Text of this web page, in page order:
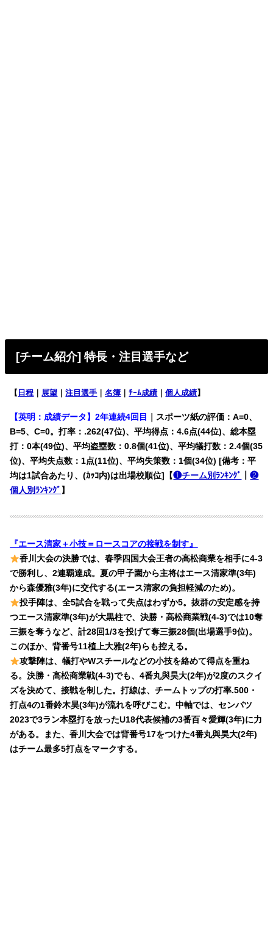
[チーム紹介] 特長・注目選手など
【 日程 ｜ 展望 ｜注目選手 ｜名簿 ｜ﾁｰﾑ成績 ｜個人成績】
【英明：成績データ】2年連続4回目
｜スポーツ紙の評価：A=0、
B=5、C=0。打率：.262(47位)、平均得点：4.6点(44位)、総本塁
打：0本(49位)、平均盗塁数：0.8個(41位)、平均犠打数：2.4個(35
位)、平均失点数：1点(11位)、平均失策数：1個(34位) [備考：平
均は1試合あたり、(ｶｯｺ内)は出場校順位]【❶チーム別ﾗﾝｷﾝｸﾞ ｜❷
個人別ﾗﾝｷﾝｸﾞ 】
『エース清家＋小技＝ロースコアの接戦を制す』
香川大会の決勝では、春季四国大会王者の高松商業を相手に4-3
で勝利し、2連覇達成。夏の甲子園から主将はエース清家準(3年)
から森優雅(3年)に交代する(エース清家の負担軽減のため)。
投手陣は、全5試合を戦って失点はわずか5。抜群の安定感を持
つエース清家準(3年)が大黒柱で、決勝・高松商業戦(4-3)では10奪
三振を奪うなど、計28回1/3を投げて奪三振28個(出場選手9位)。
このほか、背番号11植上大雅(2年)らも控える。
攻撃陣は、犠打やWスチールなどの小技を絡めて得点を重ね
る。決勝・高松商業戦(4-3)でも、4番丸與昊大(2年)が2度のスクイ
ズを決めて、接戦を制した。打線は、チームトップの打率.500・
打点4の1番鈴木昊(3年)が流れを呼びこむ。中軸では、センバツ
2023で3ラン本塁打を放ったU18代表候補の3番百々愛輝(3年)に力
がある。また、香川大会では背番号17をつけた4番丸與昊大(2年)
はチーム最多5打点をマークする。